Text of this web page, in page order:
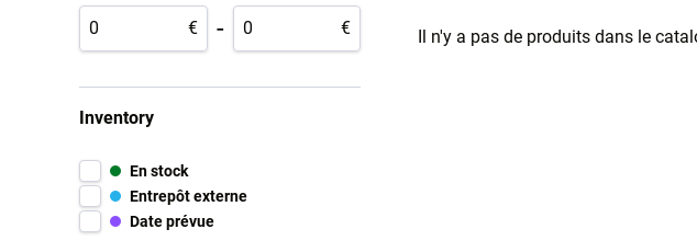
€ - €
Inventory
En stock
Entrepôt externe
Date prévue
Il n'y a pas de produits dans le